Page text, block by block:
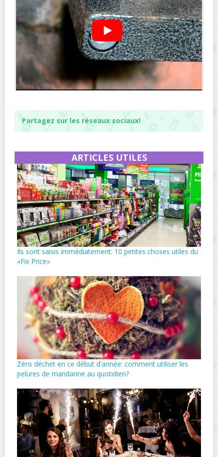
Partagez sur les réseaux sociaux!
ARTICLES UTILES
Ils sont saisis immédiatement: 10 petites choses utiles du
«Fix Price»
Zéro déchet en ce début d'année: comment utiliser les
pelures de mandarine au quotidien?